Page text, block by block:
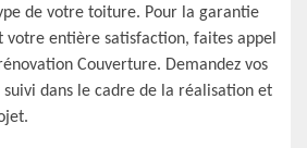
de votre toiture. Pour la garantie
votre entière satisfaction, faites appel
Couverture. Demandez vos
dans le cadre de la réalisation et